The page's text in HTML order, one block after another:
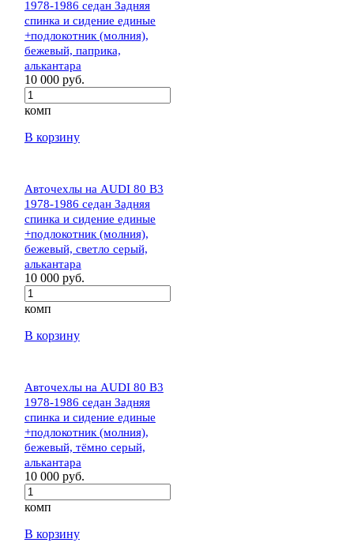
1978-1986 седан Задняя
спинка и сидение единые
+подлокотник (молния),
бежевый, паприка,
алькантара
10 000 руб.
комп
В корзину
Авточехлы на AUDI 80 В3
1978-1986 седан Задняя
спинка и сидение единые
+подлокотник (молния),
бежевый, светло серый,
алькантара
10 000 руб.
комп
В корзину
Авточехлы на AUDI 80 В3
1978-1986 седан Задняя
спинка и сидение единые
+подлокотник (молния),
бежевый, тёмно серый,
алькантара
10 000 руб.
комп
В корзину